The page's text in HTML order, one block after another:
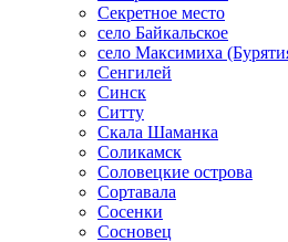
Секретное место
село Байкальское
село Максимиха
Сенгилей
Синск
Ситту
Скала Шаманка
Соликамск
Соловецкие острова
Сортавала
Сосенки
Сосновец